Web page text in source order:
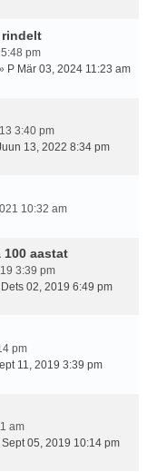
rindelt
pm
P Mär 03, 2024 11:23 am
3:40 pm
13, 2022 8:34 pm
10:32 am
100 aastat
3:39 pm
Dets 02, 2019 6:49 pm
pm
11, 2019 3:39 pm
am
Sept 05, 2019 10:14 pm